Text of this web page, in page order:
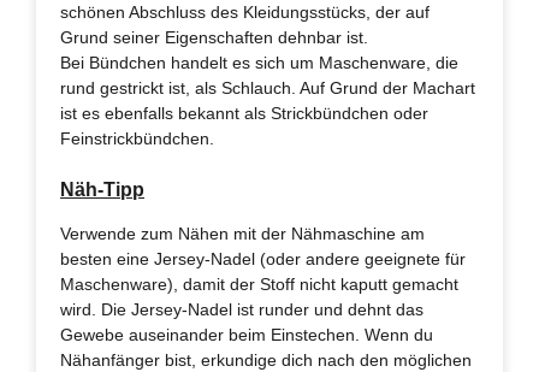
schönen Abschluss des Kleidungsstücks, der auf
Grund seiner Eigenschaften dehnbar ist.
Bei Bündchen handelt es sich um Maschenware, die
rund gestrickt ist, als Schlauch. Auf Grund der Machart
ist es ebenfalls bekannt als Strickbündchen oder
Feinstrickbündchen.
Näh-Tipp
Verwende zum Nähen mit der Nähmaschine am
besten eine Jersey-Nadel (oder andere geeignete für
Maschenware), damit der Stoff nicht kaputt gemacht
wird. Die Jersey-Nadel ist runder und dehnt das
Gewebe auseinander beim Einstechen. Wenn du
Nähanfänger bist, erkundige dich nach den möglichen